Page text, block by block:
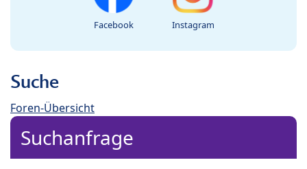
Facebook Instagram
Suche
Foren-Übersicht
Suchanfrage